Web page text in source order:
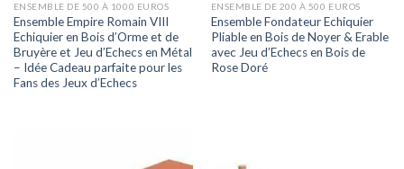
ENSEMBLE DE 500 À 1000 EUROS
Ensemble Empire Romain VIII
Echiquier en Bois d’Orme et de
Bruyère et Jeu d’Echecs en Métal
– Idée Cadeau parfaite pour les
Fans des Jeux d’Echecs
ENSEMBLE DE 200 À 500 EUROS
Ensemble Fondateur Echiquier
Pliable en Bois de Noyer & Erable
avec Jeu d’Echecs en Bois de
Rose Doré